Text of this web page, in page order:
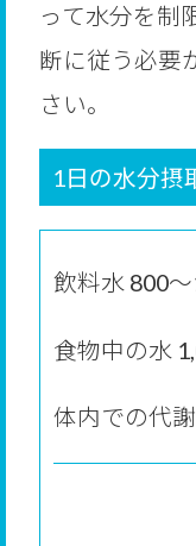
って水分を制
断に従う必要
さい。
1日の水分摂
飲料水 800
食物中の水
体内での代